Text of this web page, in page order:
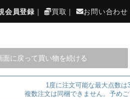
会員登録 ｜ 買取 ｜ お問い合わせ
面に戻って買い物を続ける
1度に注文可能な最大点数は
複数注文は同梱できません。予め